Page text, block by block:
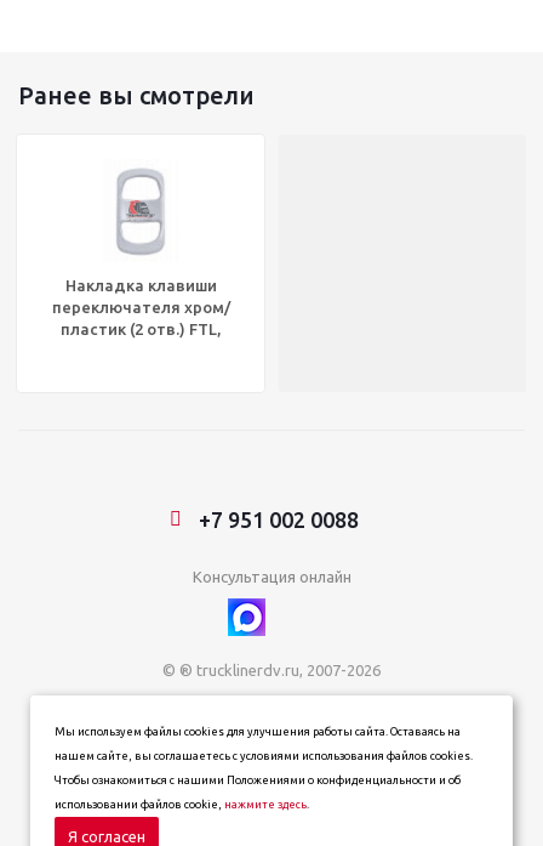
Ранее вы смотрели
Накладка клавиши
переключателя хром/
пластик (2 отв.) FTL,
+7 951 002 0088
Консультация онлайн
© ® trucklinerdv.ru, 2007-2026
Информация о товарах, ценах и наличии на сайте носит
информационный характер и не является публичной офертой,
определяемой положениями статьи 437 (п. 2) Гражданского
ИНН 253612854202
ОГРН 320253600063402
Мы используем файлы cookies для улучшения работы сайта. Оставаясь на
нашем сайте, вы соглашаетесь с условиями использования файлов cookies.
Чтобы ознакомиться с нашими Положениями о конфиденциальности и об
использовании файлов cookie, нажмите здесь.
Я согласен